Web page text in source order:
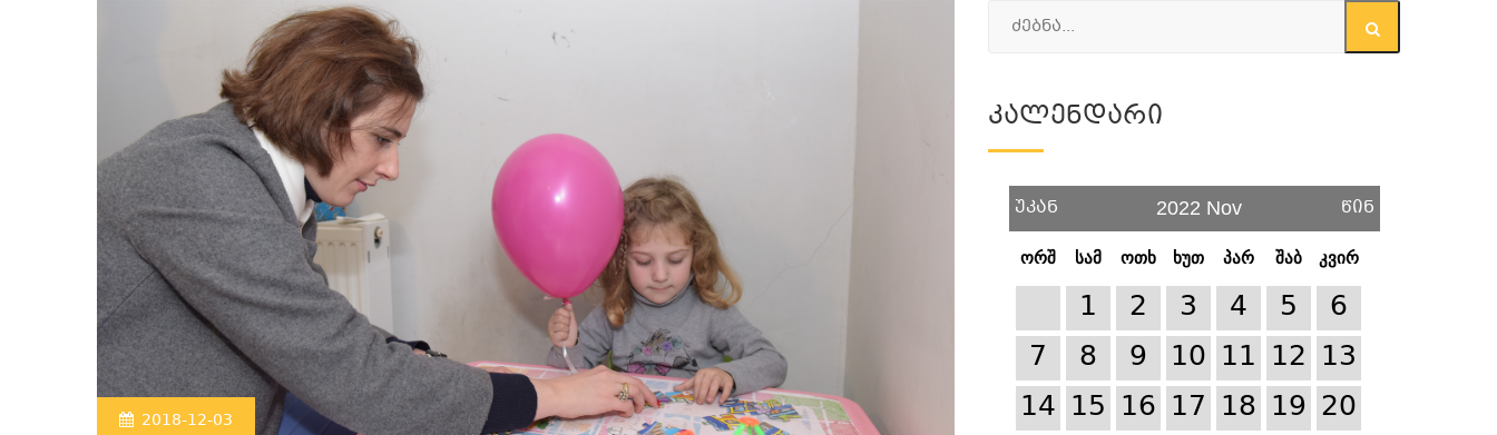
2018-12-03
Კალენდარი
უკან 2022 Nov წინ
ორშ სამ ოთხ ხუთ პარ შაბ კვირ
1 2 3 4 5
6
7
8 9 10 11 12 13
14 15 16 17 18 19 20